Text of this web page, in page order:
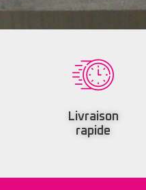
Livraison
rapide